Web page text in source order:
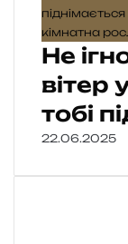
Не
вітер
тобі
22.06.2025